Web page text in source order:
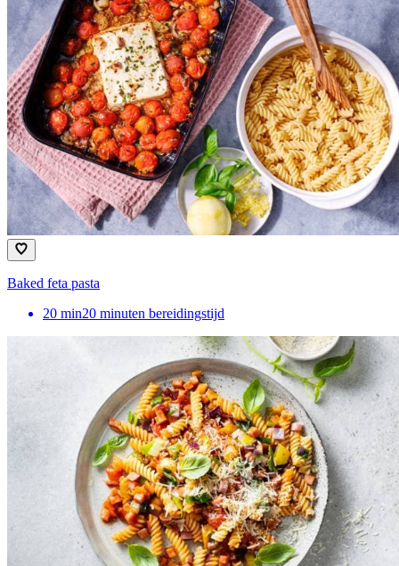
Baked feta pasta
20 min20 minuten bereidingstijd